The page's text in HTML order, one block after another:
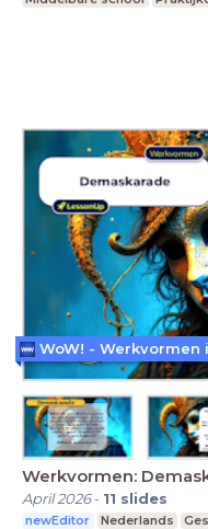
Werkvormen:
April 2026- 11 slides
newEditor Nederlands
WoW! - Werkvormen